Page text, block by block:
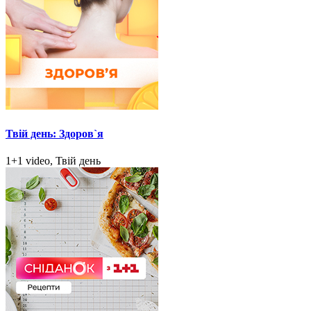
Твій день: Здоров`я
1+1 video, Твій день